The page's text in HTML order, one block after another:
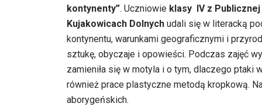
kontynenty”. Uczniowie klasy IV z
Kujakowicach Dolnych udali się w literacką
kontynentu, warunkami geograficznymi i
sztukę, obyczaje i opowieści. Podczas zajęć
zamieniła się w motyla i o tym, dlaczego ptaki
również prace plastyczne metodą kropkową.
aborygeńskich.